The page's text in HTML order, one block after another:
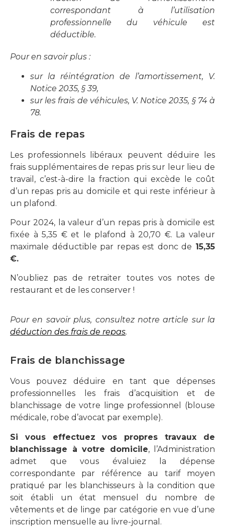
correspondant à l’utilisation
professionnelle du véhicule est
déductible.
Pour en savoir plus :
sur la réintégration de l’amortissement, V.
Notice 2035, § 39,
sur les frais de véhicules, V. Notice 2035, § 74 à
78.
Frais de repas
Les professionnels libéraux peuvent déduire les
frais supplémentaires de repas pris sur leur lieu de
travail, c’est-à-dire la fraction qui excède le coût
d’un repas pris au domicile et qui reste inférieur à
un plafond.
Pour 2024, la valeur d’un repas pris à domicile est
fixée à 5,35 € et le plafond à 20,70 €. La valeur
maximale déductible par repas est donc de 15,35
€.
N’oubliez pas de retraiter toutes vos notes de
restaurant et de les conserver !
Pour en savoir plus, consultez notre article sur la
déduction des frais de repas.
Frais de blanchissage
Vous pouvez déduire en tant que dépenses
professionnelles les frais d’acquisition et de
blanchissage de votre linge professionnel (blouse
médicale, robe d’avocat par exemple).
Si vous effectuez vos propres travaux de
blanchissage à votre domicile, l’Administration
admet que vous évaluiez la dépense
correspondante par référence au tarif moyen
pratiqué par les blanchisseurs à la condition que
soit établi un état mensuel du nombre de
vêtements et de linge par catégorie en vue d’une
inscription mensuelle au livre-journal.